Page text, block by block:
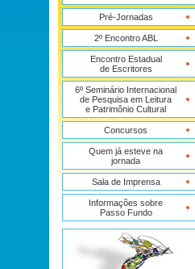
Pré-Jornadas
2º Encontro ABL
Encontro Estadual
de Escritores
6º Seminário Internacional
de Pesquisa em Leitura
e Patrimônio Cultural
Concursos
Quem já esteve na
jornada
Sala de Imprensa
Informações sobre
Passo Fundo